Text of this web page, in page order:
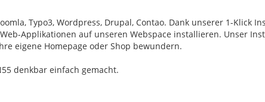
Typo3, Wordpress, Drupal, Contao. Dank unserer 1-Klick
Applikationen auf unseren Webspace installieren. Unser
eigene Homepage oder Shop bewundern.
denkbar einfach gemacht.